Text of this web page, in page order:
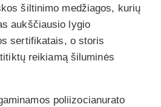
šiltinimo medžiagos, kurių
aukščiausio lygio
sertifikatais, o storis
reikiamą šiluminės
poliizocianurato